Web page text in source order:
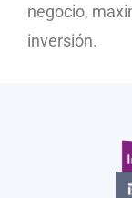
negocio,
inversión.